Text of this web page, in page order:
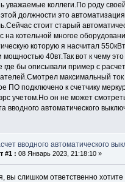
уважаемые коллеги.По роду
этой должности это
стоит старый
на котельной многое
которую я насчитал
мощностью 40вт.Так вот к чему
где бы описывали пример с
максимальный
ПО подключено к счетчику
учетом.Но он не может
вводного автоматического
вводного автоматического
#1 : 08 Январь 2023, 21:18:10 »
вы слишком ответственно